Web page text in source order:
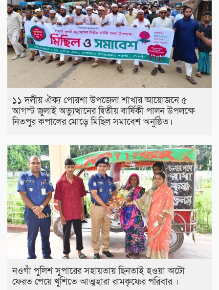
১১ দলীয় ঐক্য পোরশা উপজেলা শাখার আয়োজনে ৫
আগস্ট জুলাই অভ্যুত্থানের দ্বিতীয় বার্ষিকী পালন উপলক্ষে
নিতপুর কপালের মোড়ে মিছিল সমাবেশ অনুষ্ঠিত।
নওগাঁ পুলিশ সুপারের সহায়তায় ছিনতাই হওয়া অটো
ফেরত পেয়ে খুশিতে আত্মহারা রামকৃষ্ণের পরিবার ।